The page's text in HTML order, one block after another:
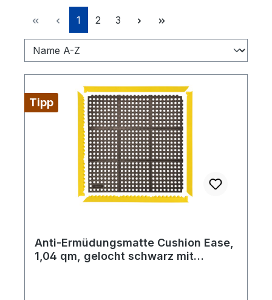
Seite
1 Seite
2 Seite
3
Tipp
Anti-Ermüdungsmatte Cushion Ease,
1,04 qm, gelocht schwarz mit